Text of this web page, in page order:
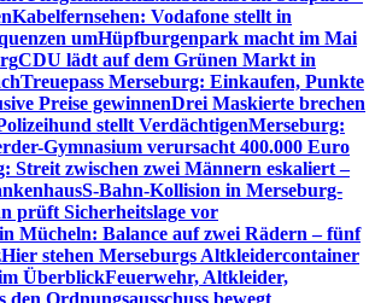
Kabelfernsehen: Vodafone stellt in
umHüpfburgenpark macht im Mai
CDU lädt auf dem Grünen Markt in
Treuepass Merseburg: Einkaufen, Punkte
Preise gewinnenDrei Maskierte brechen
stellt VerdächtigenMerseburg:
Gymnasium verursacht 400.000 Euro
Streit zwischen zwei Männern eskaliert –
S-Bahn-Kollision in Merseburg-
prüft Sicherheitslage vor
Mücheln: Balance auf zwei Rädern – fünf
Hier stehen Merseburgs Altkleidercontainer
ÜberblickFeuerwehr, Altkleider,